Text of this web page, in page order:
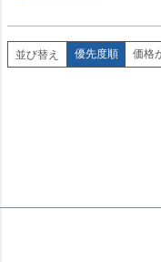
並び替え 優先度順 価格